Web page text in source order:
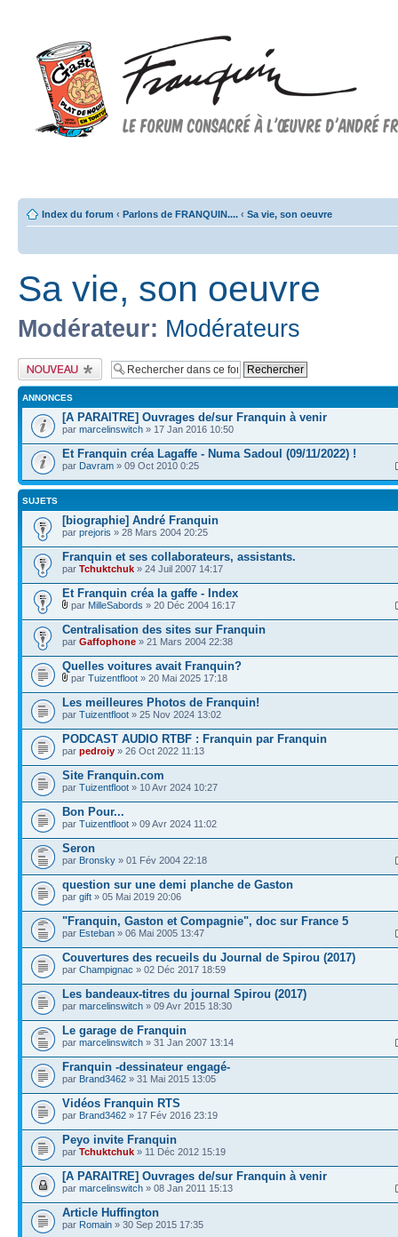
Index du forum ‹ Parlons de FRANQUIN.... ‹ Sa vie, son oeuvre
Sa vie, son oeuvre
Modérateur: Modérateurs
Publier un nouveau
sujet
ANNONCES
[A PARAITRE] Ouvrages de/sur Franquin à venir
par marcelinswitch » 17 Jan 2016 10:50
Et Franquin créa Lagaffe - Numa Sadoul (09/11/2022) !
par Davram » 09 Oct 2010 0:25
SUJETS
[biographie] André Franquin
par prejoris » 28 Mars 2004 20:25
Franquin et ses collaborateurs, assistants.
par Tchuktchuk » 24 Juil 2007 14:17
Et Franquin créa la gaffe - Index
par MilleSabords » 20 Déc 2004 16:17
Centralisation des sites sur Franquin
par Gaffophone » 21 Mars 2004 22:38
Quelles voitures avait Franquin?
par Tuizentfloot » 20 Mai 2025 17:18
Les meilleures Photos de Franquin!
par Tuizentfloot » 25 Nov 2024 13:02
PODCAST AUDIO RTBF : Franquin par Franquin
par pedroiy » 26 Oct 2022 11:13
Site Franquin.com
par Tuizentfloot » 10 Avr 2024 10:27
Bon Pour...
par Tuizentfloot » 09 Avr 2024 11:02
Seron
par Bronsky » 01 Fév 2004 22:18
question sur une demi planche de Gaston
par gift » 05 Mai 2019 20:06
"Franquin, Gaston et Compagnie", doc sur France 5
par Esteban » 06 Mai 2005 13:47
Couvertures des recueils du Journal de Spirou (2017)
par Champignac » 02 Déc 2017 18:59
Les bandeaux-titres du journal Spirou (2017)
par marcelinswitch » 09 Avr 2015 18:30
Le garage de Franquin
par marcelinswitch » 31 Jan 2007 13:14
Franquin -dessinateur engagé-
par Brand3462 » 31 Mai 2015 13:05
Vidéos Franquin RTS
par Brand3462 » 17 Fév 2016 23:19
Peyo invite Franquin
par Tchuktchuk » 11 Déc 2012 15:19
[A PARAITRE] Ouvrages de/sur Franquin à venir
par marcelinswitch » 08 Jan 2011 15:13
Article Huffington
par Romain » 30 Sep 2015 17:35